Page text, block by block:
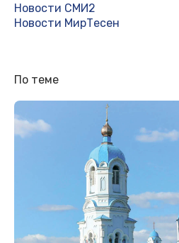
Новости СМИ2
Новости МирТесен
По теме